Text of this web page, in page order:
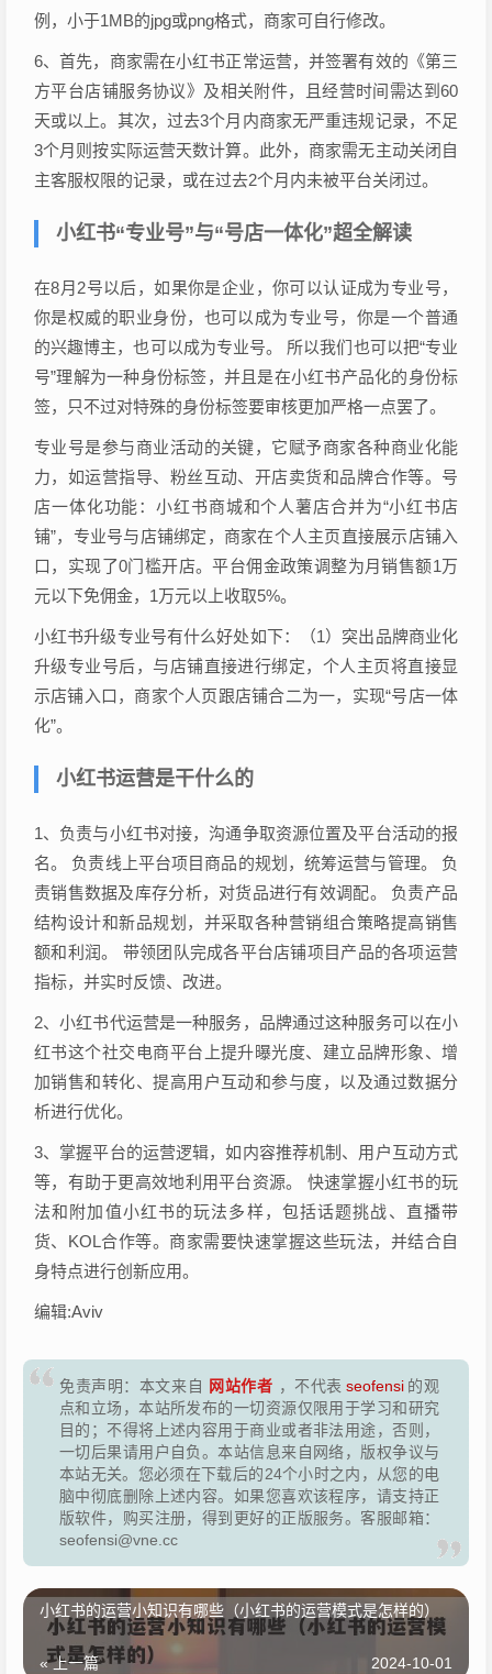
例，小于1MB的jpg或png格式，商家可自行修改。
6、首先，商家需在小红书正常运营，并签署有效的《第三
方平台店铺服务协议》及相关附件，且经营时间需达到60
天或以上。其次，过去3个月内商家无严重违规记录，不足
3个月则按实际运营天数计算。此外，商家需无主动关闭自
主客服权限的记录，或在过去2个月内未被平台关闭过。
小红书“专业号”与“号店一体化”超全解读
在8月2号以后，如果你是企业，你可以认证成为专业号，
你是权威的职业身份，也可以成为专业号，你是一个普通
的兴趣博主，也可以成为专业号。 所以我们也可以把“专业
号”理解为一种身份标签，并且是在小红书产品化的身份标
签，只不过对特殊的身份标签要审核更加严格一点罢了。
专业号是参与商业活动的关键，它赋予商家各种商业化能
力，如运营指导、粉丝互动、开店卖货和品牌合作等。号
店一体化功能：小红书商城和个人薯店合并为“小红书店
铺”，专业号与店铺绑定，商家在个人主页直接展示店铺入
口，实现了0门槛开店。平台佣金政策调整为月销售额1万
元以下免佣金，1万元以上收取5%。
小红书升级专业号有什么好处如下：（1）突出品牌商业化
升级专业号后，与店铺直接进行绑定，个人主页将直接显
示店铺入口，商家个人页跟店铺合二为一，实现“号店一体
化”。
小红书运营是干什么的
1、负责与小红书对接，沟通争取资源位置及平台活动的报
名。 负责线上平台项目商品的规划，统筹运营与管理。 负
责销售数据及库存分析，对货品进行有效调配。 负责产品
结构设计和新品规划，并采取各种营销组合策略提高销售
额和利润。 带领团队完成各平台店铺项目产品的各项运营
指标，并实时反馈、改进。
2、小红书代运营是一种服务，品牌通过这种服务可以在小
红书这个社交电商平台上提升曝光度、建立品牌形象、增
加销售和转化、提高用户互动和参与度，以及通过数据分
析进行优化。
3、掌握平台的运营逻辑，如内容推荐机制、用户互动方式
等，有助于更高效地利用平台资源。 快速掌握小红书的玩
法和附加值小红书的玩法多样，包括话题挑战、直播带
货、KOL合作等。商家需要快速掌握这些玩法，并结合自
身特点进行创新应用。
编辑:Aviv
免责声明：本文来自 网站作者 ，不代表 seofensi 的观
点和立场，本站所发布的一切资源仅限用于学习和研究
目的；不得将上述内容用于商业或者非法用途，否则，
一切后果请用户自负。本站信息来自网络，版权争议与
本站无关。您必须在下载后的24个小时之内，从您的电
脑中彻底删除上述内容。如果您喜欢该程序，请支持正
版软件，购买注册，得到更好的正版服务。客服邮箱：
seofensi@vne.cc
小红书的运营小知识有哪些（小红书的运营模式是怎样的）
« 上一篇 2024-10-01